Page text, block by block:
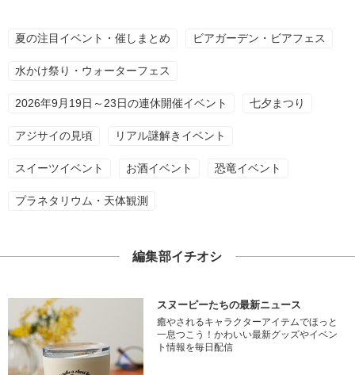
夏の注目イベント・催しまとめ ビアガーデン・ビアフェス
水かけ祭り・ウォーターフェス
2026年9月19日～23日の連休開催イベント 七夕まつり
アジサイの見頃 リアル謎解きイベント
スイーツイベント お酒イベント 恐竜イベント
プラネタリウム・天体観測
編集部イチオシ
スヌーピーたちの最新ニュース
癒やされるキャラクターアイテムでほっと
一息つこう！かわいい最新グッズやイベン
ト情報を毎日配信